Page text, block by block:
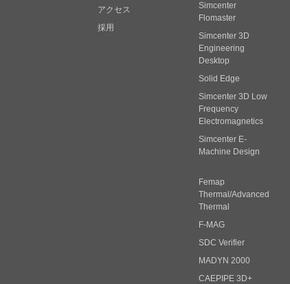
アクセス
採用
Simcenter
Flomaster
Simcenter 3D
Engineering
Desktop
Solid Edge
Simcenter 3D Low
Frequency
Electromagnetics
Simcenter E-
Machine Design
Femap
Thermal/Advanced
Thermal
F-MAG
SDC Verifier
MADYN 2000
CAEPIPE 3D+